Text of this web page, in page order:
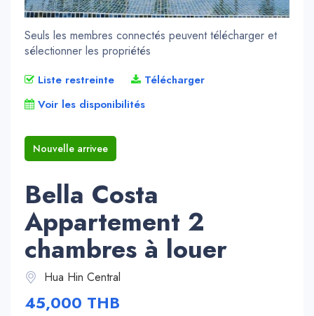
Seuls les membres connectés peuvent télécharger et
sélectionner les propriétés
Liste restreinte
Télécharger
Voir les disponibilités
Nouvelle arrivee
Bella Costa
Appartement 2
chambres à louer
Hua Hin Central
45,000 THB